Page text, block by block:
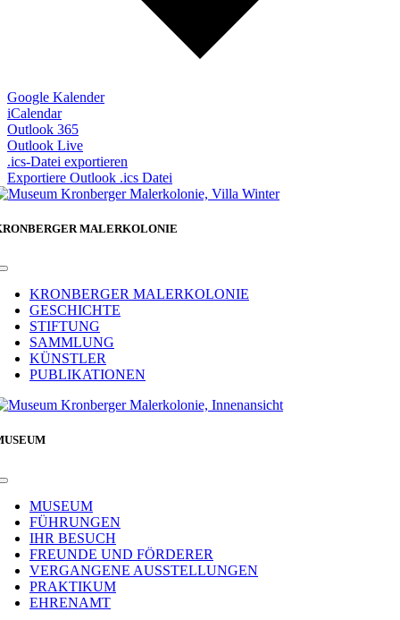
Google Kalender
iCalendar
Outlook 365
Outlook Live
.ics-Datei exportieren
Exportiere Outlook .ics Datei
MALERKOLONIE
Toggle
NavigationKRONBERGER MALERKOLONIE
GESCHICHTE
STIFTUNG
SAMMLUNG
KÜNSTLER
PUBLIKATIONEN
Toggle
NavigationMUSEUM
FÜHRUNGEN
IHR BESUCH
FREUNDE UND FÖRDERER
VERGANGENE AUSSTELLUNGEN
PRAKTIKUM
EHRENAMT